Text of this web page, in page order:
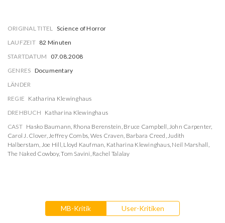
ORIGINAL TITEL Science of Horror
LAUFZEIT 82 Minuten
STARTDATUM
07.08.2008
GENRES Documentary
LÄNDER
REGIE Katharina Klewinghaus
DREHBUCH Katharina Klewinghaus
CAST Hasko Baumann, Rhona Berenstein, Bruce Campbell,John Carpenter,
Carol J. Clover,Jeffrey Combs, Wes Craven, Barbara Creed,Judith
Halberstam, Joe Hill, Lloyd Kaufman, Katharina Klewinghaus, Neil Marshall,
The Naked Cowboy,Tom Savini, Rachel Talalay
MB-Kritik User-Kritiken